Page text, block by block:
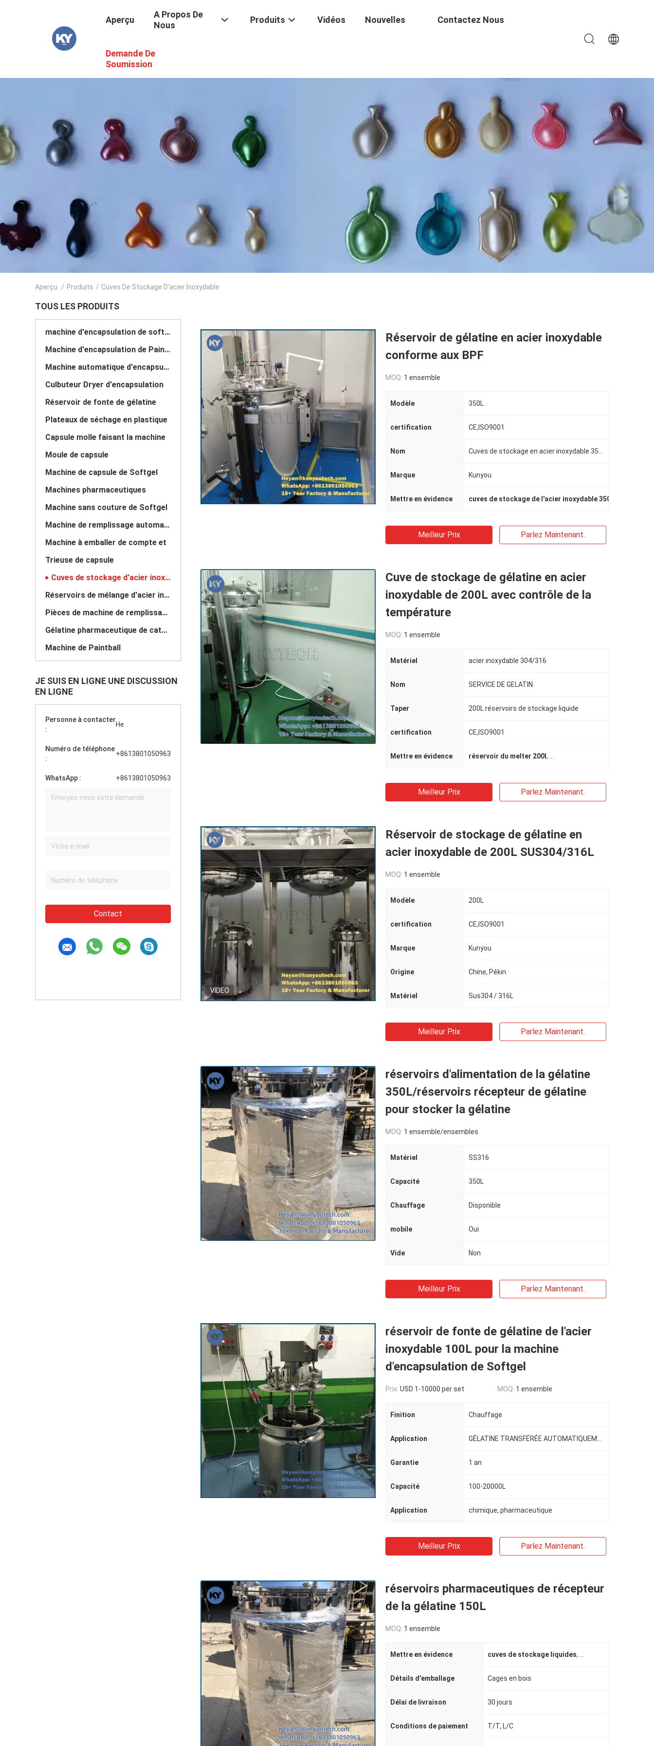
Aperçu
A Propos De
Nous
Produits Vidéos Nouvelles Contactez Nous
Demande De
Soumission
Aperçu / Produits / Cuves De Stockage D'acier Inoxydable
TOUS LES PRODUITS
machine d'encapsulation de softgel
Machine d'encapsulation de Paintball
Machine automatique d'encapsulation de Vgel
Culbuteur Dryer d'encapsulation
Réservoir de fonte de gélatine
Plateaux de séchage en plastique
Capsule molle faisant la machine
Moule de capsule
Machine de capsule de Softgel
Machines pharmaceutiques
Machine sans couture de Softgel
Machine de remplissage automatique de capsule
Machine à emballer de compte et
Trieuse de capsule
Cuves de stockage d'acier inoxydable
Réservoirs de mélange d'acier inoxydable
Pièces de machine de remplissage de capsule
Gélatine pharmaceutique de catégorie
Machine de Paintball
JE SUIS EN LIGNE UNE DISCUSSION
EN LIGNE
Personne à contacter
:
He
Numéro de téléphone
:
+8613801050963
WhatsApp : +8613801050963
Contact
Réservoir de gélatine en acier inoxydable
conforme aux BPF
MOQ: 1 ensemble
Modèle 350L
certification CE,ISO9001
Nom
Marque Kunyou
Mettre en évidence cuves de stockage de l'acier inoxydable 350L
Meilleur Prix Parlez Maintenant.
Cuve de stockage de gélatine en acier
inoxydable de 200L avec contrôle de la
température
MOQ: 1 ensemble
Matériel acier inoxydable 304/316
Nom SERVICE DE GELATIN
Taper 200L réservoirs de stockage liquide
certification CE,ISO9001
Mettre en évidence réservoir du melter 200l ,
Meilleur Prix Parlez Maintenant.
VIDEO
Réservoir de stockage de gélatine en
acier inoxydable de 200L SUS304/316L
MOQ: 1 ensemble
Modèle 200L
certification CE,ISO9001
Marque Kunyou
Origine Chine, Pékin
Matériel Sus304 / 316L
Meilleur Prix Parlez Maintenant.
réservoirs d'alimentation de la gélatine
350L/réservoirs récepteur de gélatine
pour stocker la gélatine
MOQ: 1 ensemble/ensembles
Matériel SS316
Capacité 350L
Chauffage Disponible
mobile Oui
Vide Non
Meilleur Prix Parlez Maintenant.
réservoir de fonte de gélatine de l'acier
inoxydable 100L pour la machine
d'encapsulation de Softgel
Prix: USD 1-10000 per set MOQ: 1 ensemble
Finition Chauffage
Application
Garantie 1 an
Capacité 100-20000L
Application chimique, pharmaceutique
Meilleur Prix Parlez Maintenant.
réservoirs pharmaceutiques de récepteur
de la gélatine 150L
MOQ: 1 ensemble
Mettre en évidence cuves de stockage liquides,
Détails d'emballage Cages en bois
Délai de livraison 30 jours
Conditions de paiement T/T, L/C